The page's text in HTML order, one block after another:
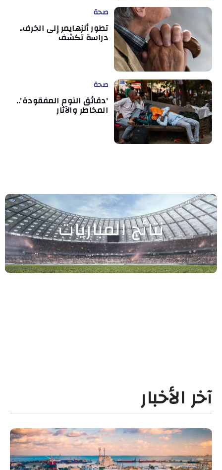
صحة
تطور ألزهايمر إلى الخرف..
دراسة تكشف
صحة
'دقائق النوم المفقودة'..
المخاطر والآثار
نتائج المباريات
آخر الأخبار